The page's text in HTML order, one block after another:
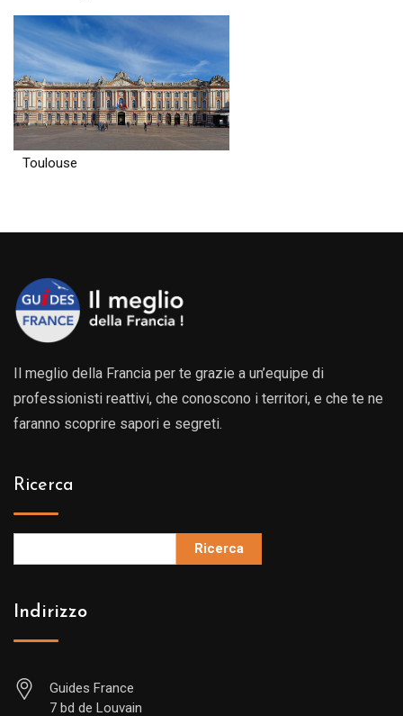
Toulouse
Il meglio della Francia per te grazie a un’equipe di
professionisti reattivi, che conoscono i territori, e che te ne
faranno scoprire sapori e segreti.
Ricerca
Ricerca
Indirizzo
Guides France
7 bd de Louvain